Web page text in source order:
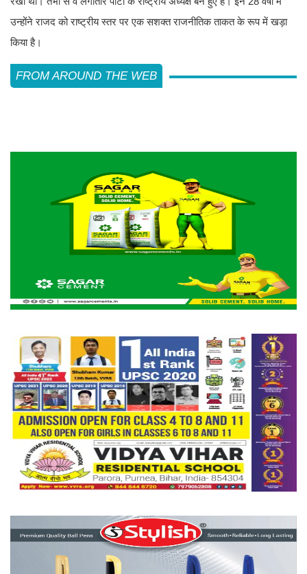
उन्होंने राजद को राष्ट्रीय स्तर पर एक सशक्त राजनीतिक ताकत के रूप में खड़ा
किया है।
FROM AROUND THE WEB